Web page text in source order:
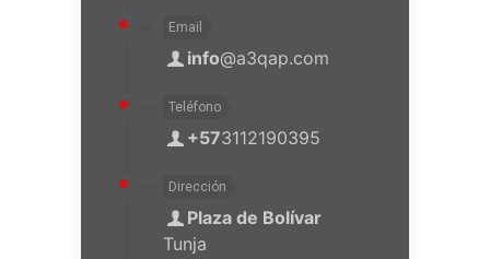
Email
info@a3qap.com
Teléfono
+573112190395
Dirección
Plaza de Bolívar
Tunja